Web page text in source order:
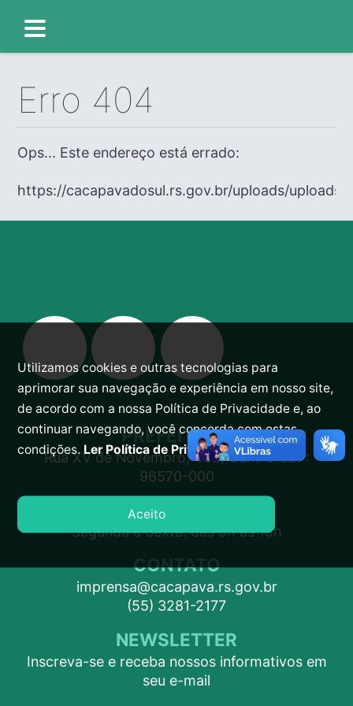
Erro 404
Ops... Este endereço está errado:
https://cacapavadosul.rs.gov.br/uploads/uploads/
PREFEITURA
Rua XV de Novembro, 438, Centro CEP:
96570-000
ATENDIMENTO
Segunda a Sexta: das 9h às 15h
CONTATO
imprensa@cacapava.rs.gov.br
(55) 3281-2177
NEWSLETTER
Inscreva-se e receba nossos informativos em
seu e-mail
Utilizamos cookies e outras tecnologias para
aprimorar sua navegação e experiência em nosso site,
de acordo com a nossa Política de Privacidade e, ao
continuar navegando, você concorda com estas
condições.Ler Política de Privacidade.
Aceito